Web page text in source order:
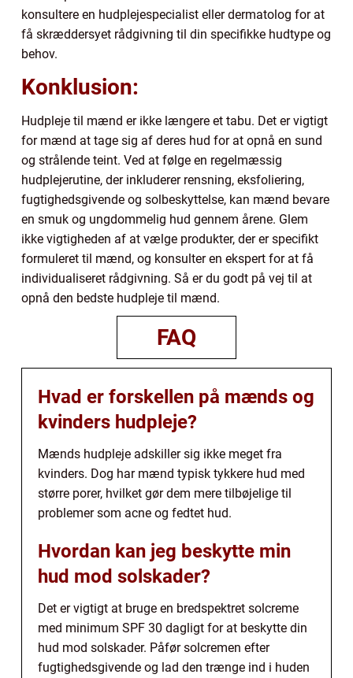
konsultere en hudplejespecialist eller dermatolog for at
få skræddersyet rådgivning til din specifikke hudtype og
behov.
Konklusion:
Hudpleje til mænd er ikke længere et tabu. Det er vigtigt
for mænd at tage sig af deres hud for at opnå en sund
og strålende teint. Ved at følge en regelmæssig
hudplejerutine, der inkluderer rensning, eksfoliering,
fugtighedsgivende og solbeskyttelse, kan mænd bevare
en smuk og ungdommelig hud gennem årene. Glem
ikke vigtigheden af at vælge produkter, der er specifikt
formuleret til mænd, og konsulter en ekspert for at få
individualiseret rådgivning. Så er du godt på vej til at
opnå den bedste hudpleje til mænd.
FAQ
Hvad er forskellen på mænds og
kvinders hudpleje?
Mænds hudpleje adskiller sig ikke meget fra
kvinders. Dog har mænd typisk tykkere hud med
større porer, hvilket gør dem mere tilbøjelige til
problemer som acne og fedtet hud.
Hvordan kan jeg beskytte min
hud mod solskader?
Det er vigtigt at bruge en bredspektret solcreme
med minimum SPF 30 dagligt for at beskytte din
hud mod solskader. Påfør solcremen efter
fugtighedsgivende og lad den trænge ind i huden